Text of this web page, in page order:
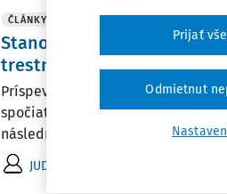
ČLÁNKY
Stanovisko obhajcu k
trestného konania
Príspevok sa zameriava na
spočiatku sa venuje
následne sa zameriava na
JUDr. Dušan Lovich
Odmietnut
Prijať